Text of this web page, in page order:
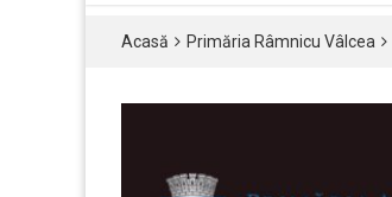
Acasă Primăria Râmnicu Vâlcea